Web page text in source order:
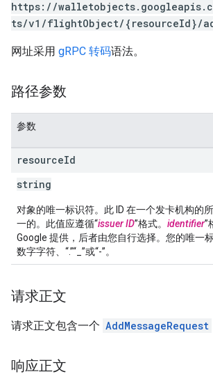
https://
ts/v1/flightObject/{resourceId}/
网址采用 gRPC 转码语法。
路径参数
参数
resourceId
string
对象的唯一标识符。此 ID 在一个发卡机构的
一的。此值应遵循“issuer ID”格式。 identifier”
Google 提供，后者由您自行选择。您的唯一
数字字符、“.”“_”或“-”。
请求正文
请求正文包含一个 AddMessageRequest
响应正文